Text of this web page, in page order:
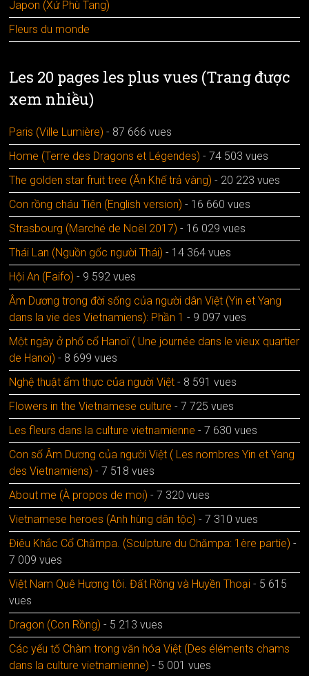
Japon (Xứ Phù Tang)
Fleurs du monde
Les 20 pages les plus vues (Trang được
xem nhiều)
Paris (Ville Lumière) - 87 666 vues
Home (Terre des Dragons et Légendes) - 74 503 vues
The golden star fruit tree (Ăn Khế trả vàng) - 20 223 vues
Con rồng cháu Tiên (English version) - 16 660 vues
Strasbourg (Marché de Noël 2017) - 16 029 vues
Thái Lan (Nguồn gốc người Thái) - 14 364 vues
Hội An (Faifo) - 9 592 vues
Âm Dương trong đời sống của người dân Việt (Yin et Yang
dans la vie des Vietnamiens): Phần 1 - 9 097 vues
Một ngày ở phố cổ Hanoï ( Une journée dans le vieux quartier
de Hanoï) - 8 699 vues
Nghệ thuật ẩm thực của người Việt - 8 591 vues
Flowers in the Vietnamese culture - 7 725 vues
Les fleurs dans la culture vietnamienne - 7 630 vues
Con số Âm Dương của người Việt ( Les nombres Yin et Yang
des Vietnamiens) - 7 518 vues
About me (À propos de moi) - 7 320 vues
Vietnamese heroes (Anh hùng dân tộc) - 7 310 vues
Điêu Khắc Cổ Chămpa. (Sculpture du Chămpa: 1ère partie) -
7 009 vues
Việt Nam Quê Hương tôi. Đất Rồng và Huyền Thoại - 5 615
vues
Dragon (Con Rồng) - 5 213 vues
Các yếu tố Chàm trong văn hóa Việt (Des éléments chams
dans la culture vietnamienne) - 5 001 vues